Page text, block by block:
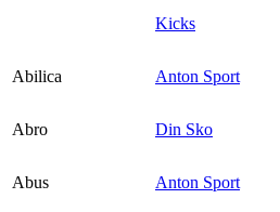
Kicks
Abilica Anton Sport
Abro
Din Sko
Abus Anton Sport